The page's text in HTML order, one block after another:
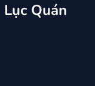
Quán